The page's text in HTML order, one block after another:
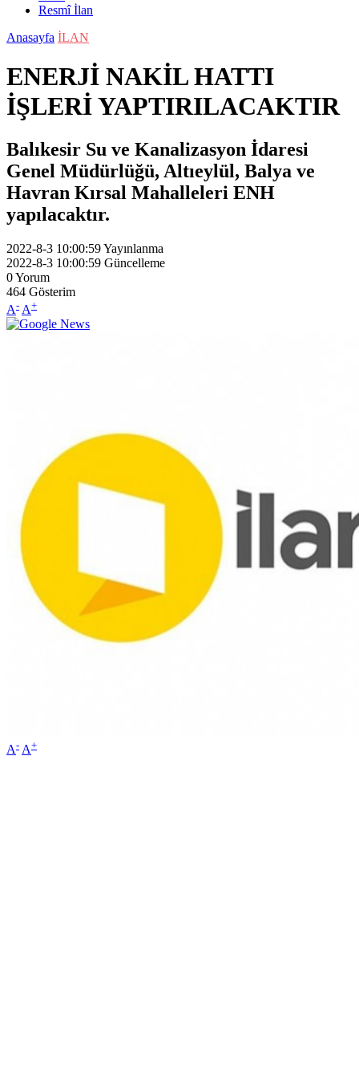
Resmî İlan
Anasayfa İLAN
ENERJİ NAKİL HATTI
İŞLERİ YAPTIRILACAKTIR
Balıkesir Su ve Kanalizasyon İdaresi
Genel Müdürlüğü, Altıeylül, Balya ve
Havran Kırsal Mahalleleri ENH
yapılacaktır.
2022-8-3 10:00:59Yayınlanma
2022-8-3 10:00:59 Güncelleme
0Yorum
464 Gösterim
A- A+
A- A+